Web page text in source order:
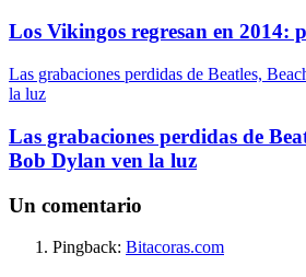
Los Vikingos regresan en 2014:
Las grabaciones perdidas de Beatles,
la luz
Las grabaciones perdidas de
Bob Dylan ven la luz
Un comentario
Pingback: Bitacoras.com